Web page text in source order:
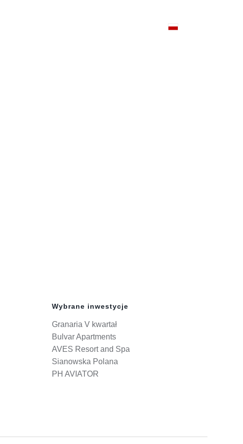
Wybrane inwestycje
Granaria V kwartał
Bulvar Apartments
AVES Resort and Spa
Sianowska Polana
PH AVIATOR